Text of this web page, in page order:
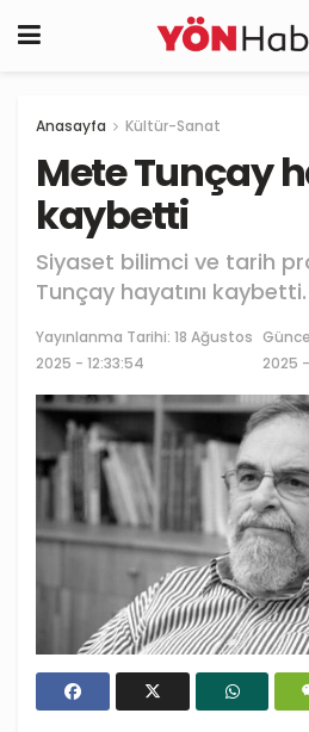
Anasayfa Kültür-Sanat
Mete Tunçay
kaybetti
Siyaset bilimci ve tarih
Tunçay hayatını kaybetti.
Yayınlanma Tarihi: 18 Ağustos
2025 - 12:33:54
2025